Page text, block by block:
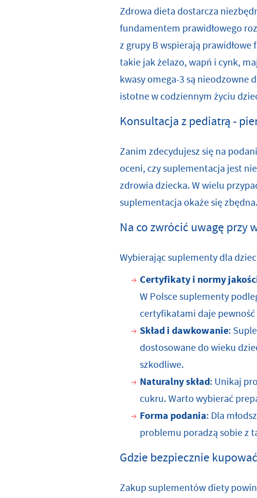
Zdrowa dieta dostarcza
fundamentem prawidłowego
z grupy B wspierają
takie jak żelazo, wapń i cynk,
kwasy omega-3 są nieodzowne
istotne w codziennym życiu
Konsultacja z pediatrą -
Zanim zdecydujesz się na
oceni, czy suplementacja jest
zdrowia dziecka. W wielu
suplementacja okaże się zbędna.
Na co zwrócić uwagę przy
Wybierając suplementy dla
Certyfikaty i normy
W Polsce suplementy
certyfikatami daje
Skład i dawkowanie:
dostosowane do wieku
szkodliwe.
Naturalny skład: Unikaj
cukru. Warto wybierać
Forma podania: Dla
problemu poradzą sobie z
Gdzie bezpiecznie
Zakup suplementów diety